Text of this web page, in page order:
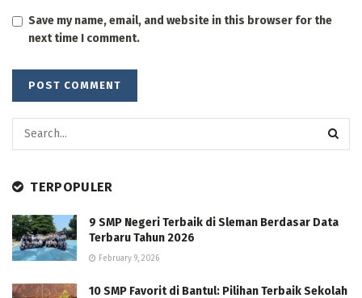
Save my name, email, and website in this browser for the
next time I comment.
TERPOPULER
9 SMP Negeri Terbaik di Sleman Berdasar Data
Terbaru Tahun 2026
February 9, 2026
10 SMP Favorit di Bantul: Pilihan Terbaik Sekolah